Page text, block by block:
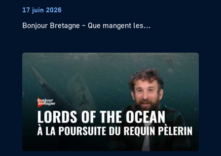
17 juin 2026
Bonjour Bretagne – Que mangent les...